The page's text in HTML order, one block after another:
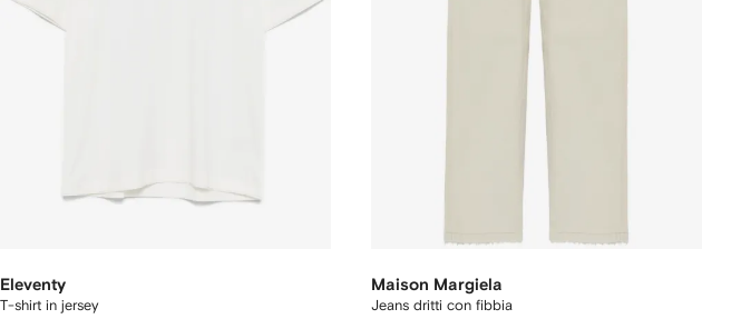
Eleventy
T-shirt in jersey
Maison Margiela
Jeans dritti con fibbia